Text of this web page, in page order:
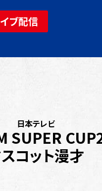
ブ配信
日本テレビ
SUPER
コット漫才